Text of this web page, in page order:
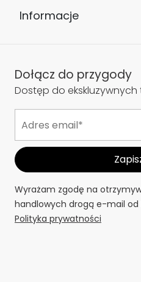
Informacje
Dołącz do przygody
Dostęp do ekskluzywnych
Wyrażam zgodę na
handlowych drogą e-mail od
Polityka prywatności